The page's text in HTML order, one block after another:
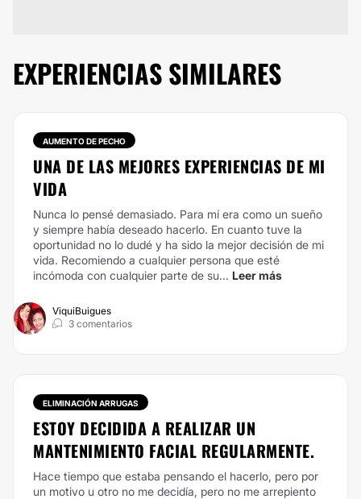
EXPERIENCIAS SIMILARES
AUMENTO DE PECHO
UNA DE LAS MEJORES EXPERIENCIAS DE MI
VIDA
Nunca lo pensé demasiado. Para mí era como un sueño
y siempre había deseado hacerlo. En cuanto tuve la
oportunidad no lo dudé y ha sido la mejor decisión de mi
vida. Recomiendo a cualquier persona que esté
incómoda con cualquier parte de su... Leer más
ViquiBuigues
3 comentarios
ELIMINACIÓN ARRUGAS
ESTOY DECIDIDA A REALIZAR UN
MANTENIMIENTO FACIAL REGULARMENTE.
Hace tiempo que estaba pensando el hacerlo, pero por
un motivo u otro no me decidía, pero no me arrepiento